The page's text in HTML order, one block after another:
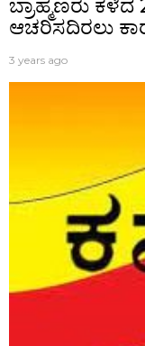
ಬ್ರಾಹ್ಮಣರು
ಆಚರಿಸದಿರಲು
3 years ago